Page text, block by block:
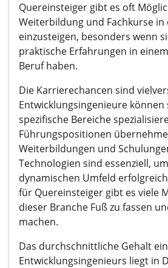
Quereinsteiger gibt es oft
Weiterbildung und Fachkurse in
einzusteigen, besonders wenn
praktische Erfahrungen in
Beruf haben.
Die Karrierechancen sind
Entwicklungsingenieure können
spezifische Bereiche
Führungspositionen
Weiterbildungen und
Technologien sind essenziell,
dynamischen Umfeld
für Quereinsteiger gibt es viele
dieser Branche Fuß zu fassen
machen.
Das durchschnittliche Gehalt
Entwicklungsingenieurs liegt in